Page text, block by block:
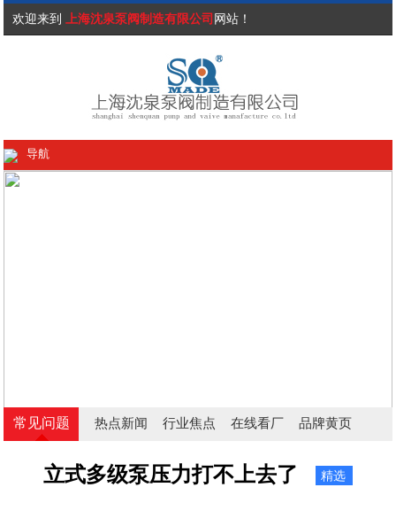
欢迎来到 上海沈泉泵阀制造有限公司 网站！
导航
常见问题 热点新闻 行业焦点 在线看厂 品牌黄页
立式多级泵压力打不上去了 精选